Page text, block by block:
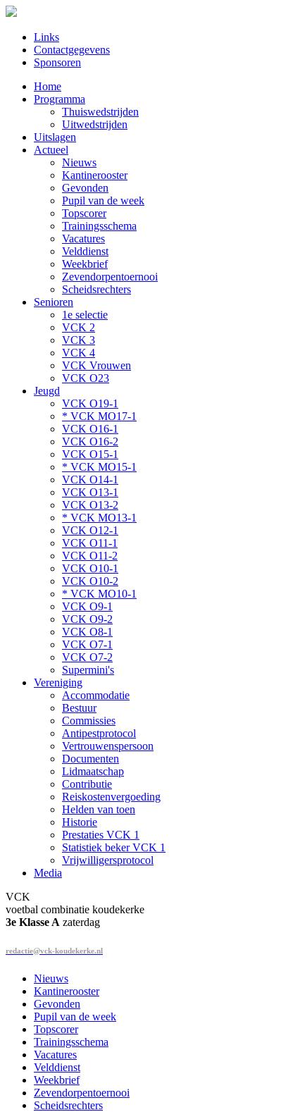
Links
Contactgegevens
Sponsoren
Home
Programma
Thuiswedstrijden
Uitwedstrijden
Uitslagen
Actueel
Nieuws
Kantinerooster
Gevonden
Pupil van de week
Topscorer
Trainingsschema
Vacatures
Velddienst
Weekbrief
Zevendorpentoernooi
Scheidsrechters
Senioren
1e selectie
VCK 2
VCK 3
VCK 4
VCK Vrouwen
VCK O23
Jeugd
VCK O19-1
* VCK MO17-1
VCK O16-1
VCK O16-2
VCK O15-1
* VCK MO15-1
VCK O14-1
VCK O13-1
VCK O13-2
* VCK MO13-1
VCK O12-1
VCK O11-1
VCK O11-2
VCK O10-1
VCK O10-2
* VCK MO10-1
VCK O9-1
VCK O9-2
VCK O8-1
VCK O7-1
VCK O7-2
Supermini's
Vereniging
Accommodatie
Bestuur
Commissies
Antipestprotocol
Vertrouwenspersoon
Documenten
Lidmaatschap
Contributie
Reiskostenvergoeding
Helden van toen
Historie
Prestaties VCK 1
Statistiek beker VCK 1
Vrijwilligersprotocol
Media
VCK
voetbal combinatie koudekerke
3e Klasse A zaterdag
redactie@vck-koudekerke.nl
Nieuws
Kantinerooster
Gevonden
Pupil van de week
Topscorer
Trainingsschema
Vacatures
Velddienst
Weekbrief
Zevendorpentoernooi
Scheidsrechters